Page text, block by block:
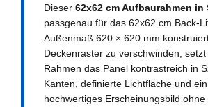
Dieser 62x62 cm Aufbaurahmen in
passgenau für das 62x62 cm Back-
Außenmaß 620 × 620 mm
Deckenraster zu verschwinden,
Rahmen das Panel kontrastreich in
Kanten, definierte Lichtfläche und
hochwertiges Erscheinungsbild